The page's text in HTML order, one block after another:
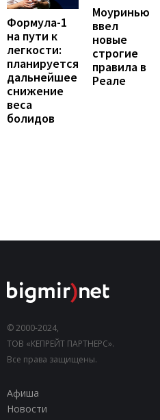
Формула-1
на пути к
легкости:
планируется
дальнейшее
снижение
веса
болидов
Моуринью
ввел
новые
строгие
правила в
Реале
© 2000-2024,
ТОВ «КЕПРЕЙТ ПАРТНЕРС».
Все права защищены.
Афиша
Новости